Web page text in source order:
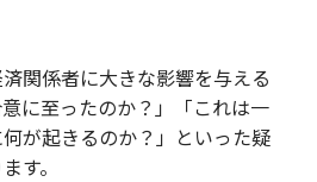
関係者に大きな影響を与える
に至ったのか？」「これは一
が起きるのか？」といった疑
す。